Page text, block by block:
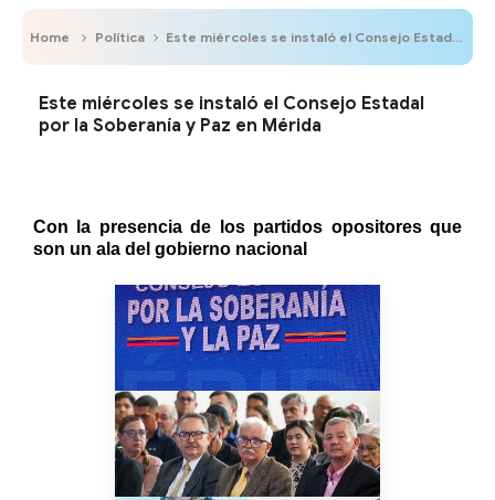
Home Política Este miércoles se instaló el Consejo Estadal por la Soberanía y Paz en Mérida
Este miércoles se instaló el Consejo Estadal
por la Soberanía y Paz en Mérida
Con la presencia de los partidos opositores que
son un ala del gobierno nacional